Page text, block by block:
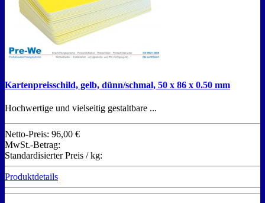
Kartenpreisschild, gelb, dünn/schmal, 50 x 86 x 0.50 mm
Hochwertige und vielseitig gestaltbare ...
Netto-Preis: 96,00 €
MwSt.-Betrag:
Standardisierter Preis / kg:
Produktdetails